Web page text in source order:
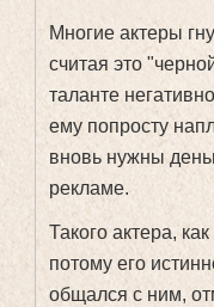
Многие актеры
считая это
таланте
ему попросту
вновь нужны
рекламе.
Такого актера,
потому его
общался с ним,